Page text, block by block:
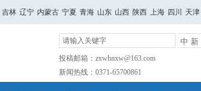
吉林 辽宁 内蒙古 宁夏 青海 山东 山西 陕西 上海 四川 天津
投稿邮箱：zxwhnxw@163.com
新闻热线：0371-65700861